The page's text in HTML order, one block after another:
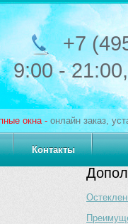
+7
9:00 -
окна -онлайн заказ,
Контакты